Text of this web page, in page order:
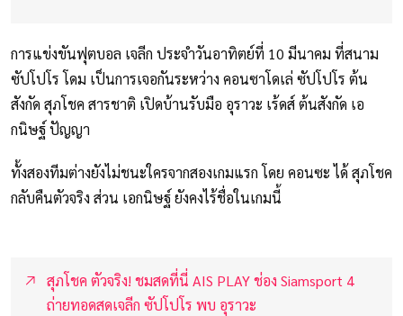
การแข่งขันฟุตบอล เจลีก ประจำวันอาทิตย์ที่ 10 มีนาคม ที่สนาม
ซัปโปโร โดม เป็นการเจอกันระหว่าง คอนซาโดเล่ ซัปโปโร ต้น
สังกัด สุภโชค สารชาติ เปิดบ้านรับมือ อุราวะ เร้ดส์ ต้นสังกัด เอ
กนิษฐ์ ปัญญา
ทั้งสองทีมต่างยังไม่ชนะใครจากสองเกมแรก โดย คอนซะ ได้ สุภโชค
กลับคืนตัวจริง ส่วน เอกนิษฐ์ ยังคงไร้ชื่อในเกมนี้
สุภโชค ตัวจริง! ชมสดที่นี่ AIS PLAY ช่อง Siamsport 4
ถ่ายทอดสดเจลีก ซัปโปโร พบ อุราวะ